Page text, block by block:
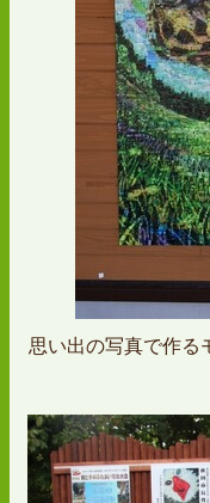
思い出の写真で作る